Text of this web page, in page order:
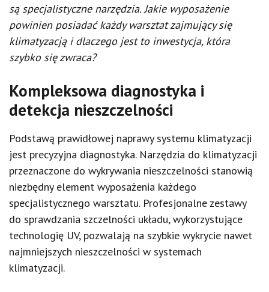
są specjalistyczne narzędzia. Jakie wyposażenie
powinien posiadać każdy warsztat zajmujący się
klimatyzacją i dlaczego jest to inwestycja, która
szybko się zwraca?
Kompleksowa diagnostyka i
detekcja nieszczelności
Podstawą prawidłowej naprawy systemu klimatyzacji
jest precyzyjna diagnostyka. Narzędzia do klimatyzacji
przeznaczone do wykrywania nieszczelności stanowią
niezbędny element wyposażenia każdego
specjalistycznego warsztatu. Profesjonalne zestawy
do sprawdzania szczelności układu, wykorzystujące
technologię UV, pozwalają na szybkie wykrycie nawet
najmniejszych nieszczelności w systemach
klimatyzacji.